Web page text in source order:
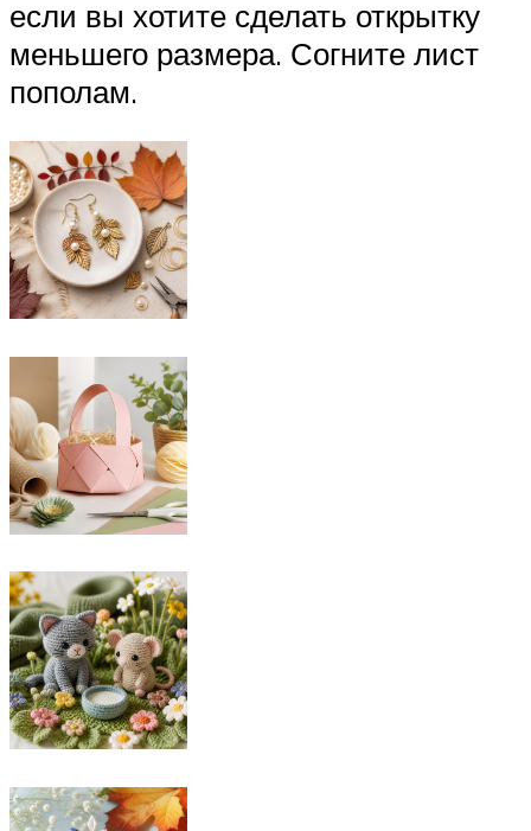
если вы хотите сделать открытку
меньшего размера. Согните лист
пополам.